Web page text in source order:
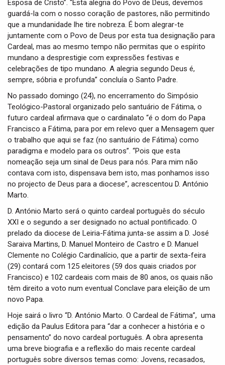
Esposa de Cristo”. “Esta alegria do Povo de Deus, devemos
guardá-la com o nosso coração de pastores, não permitindo
que a mundanidade lhe tire nobreza. É bom alegrar-te
juntamente com o Povo de Deus por esta tua designação para
Cardeal, mas ao mesmo tempo não permitas que o espírito
mundano a desprestigie com expressões festivas e
celebrações de tipo mundano. A alegria segundo Deus é,
sempre, sóbria e profunda” concluía o Santo Padre.
No passado domingo (24), no encerramento do Simpósio
Teológico-Pastoral organizado pelo santuário de Fátima, o
futuro cardeal afirmava que o cardinalato “é o dom do Papa
Francisco a Fátima, para por em relevo quer a Mensagem quer
o trabalho que aqui se faz (no santuário de Fátima) como
paradigma e modelo para os outros”. “Pois que esta
nomeação seja um sinal de Deus para nós. Para mim não
contava com isto, dispensava bem isto, mas ponhamos isso
no projecto de Deus para a diocese”, acrescentou D. António
Marto.
D. António Marto será o quinto cardeal português do século
XXI e o segundo a ser designado no actual pontificado. O
prelado da diocese de Leiria-Fátima junta-se assim a D. José
Saraiva Martins, D. Manuel Monteiro de Castro e D. Manuel
Clemente no Colégio Cardinalício, que a partir de sexta-feira
(29) contará com 125 eleitores (59 dos quais criados por
Francisco) e 102 cardeais com mais de 80 anos, os quais não
têm direito a voto num eventual Conclave para eleição de um
novo Papa.
Hoje sairá o livro “D. António Marto. O Cardeal de Fátima”, uma
edição da Paulus Editora para “dar a conhecer a história e o
pensamento” do novo cardeal português. A obra apresenta
uma breve biografia e a reflexão do mais recente cardeal
português sobre diversos temas como: Jovens, recasados,